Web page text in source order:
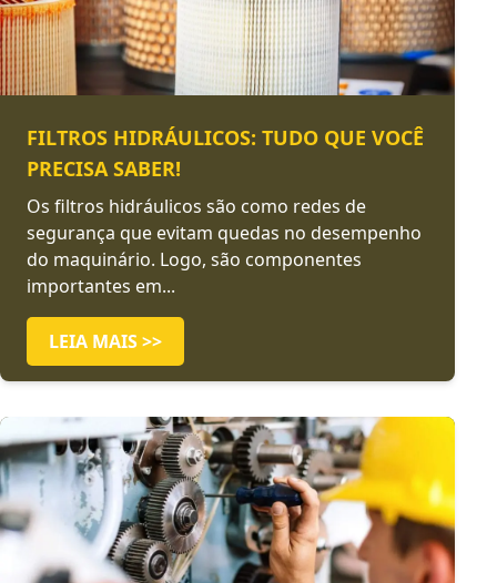
FILTROS HIDRÁULICOS: TUDO QUE VOCÊ
PRECISA SABER!
Os filtros hidráulicos são como redes de
segurança que evitam quedas no desempenho
do maquinário. Logo, são componentes
importantes em...
LEIA MAIS >>